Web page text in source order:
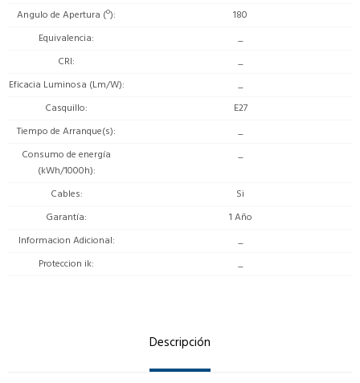
Angulo de Apertura (º)
180
Equivalencia
_
CRI
_
Eficacia Luminosa (Lm/W)
_
Casquillo
E27
Tiempo de Arranque(s)
_
Consumo de energía
(kWh/1000h)
_
Cables
Si
Garantía
1 Año
Informacion Adicional
_
Proteccion ik
_
Descripción